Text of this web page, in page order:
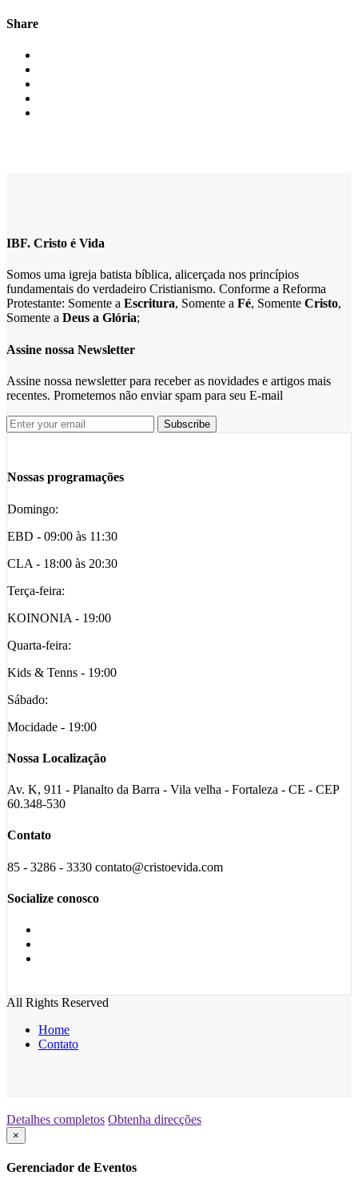
Share
IBF. Cristo é Vida
Somos uma igreja batista bíblica, alicerçada nos princípios
fundamentais do verdadeiro Cristianismo. Conforme a Reforma
Protestante: Somente a Escritura, Somente a Fé, Somente Cristo,
Somente a Deus a Glória;
Assine nossa Newsletter
Assine nossa newsletter para receber as novidades e artigos mais
recentes. Prometemos não enviar spam para seu E-mail
Nossas programações
Domingo:
EBD - 09:00 às 11:30
CLA - 18:00 às 20:30
Terça-feira:
KOINONIA - 19:00
Quarta-feira:
Kids & Tenns - 19:00
Sábado:
Mocidade - 19:00
Nossa Localização
Av. K, 911 - Planalto da Barra - Vila velha - Fortaleza - CE - CEP
60.348-530
Contato
85 - 3286 - 3330 contato@cristoevida.com
Socialize conosco
All Rights Reserved
Home
Contato
Detalhes completos Obtenha direcções
×
Gerenciador de Eventos